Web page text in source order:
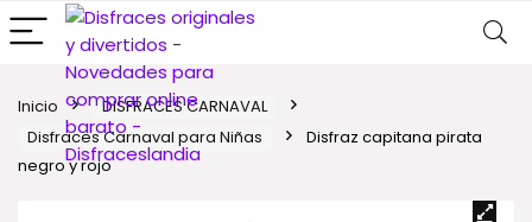
Inicio
DISFRACES CARNAVAL
Disfraces Carnaval para Niñas
Disfraz capitana pirata
negro y rojo